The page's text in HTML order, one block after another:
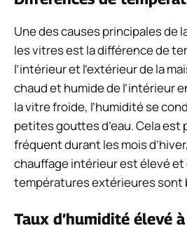
Une des causes principales de
les vitres est la différence de
l’intérieur et l’extérieur de la
chaud et humide de l’intérieur
la vitre froide, l’humidité se
petites gouttes d’eau. Cela
fréquent durant les mois
chauffage intérieur est élevé et
températures extérieures sont
Taux d’humidité élevé